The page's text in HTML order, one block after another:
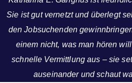
Sie ist gut vernetzt und überlegt
den Jobsuchenden
einem nicht, was man hören
schnelle Vermittlung aus – sie
auseinander und schaut